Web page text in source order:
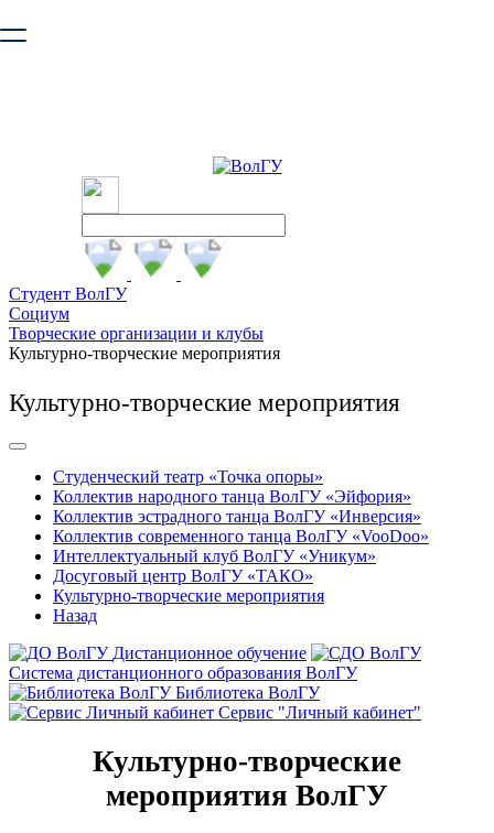
безопасную работу с сайтом. Пожалуйста
Студент ВолГУ
Социум
Творческие организации и клубы
Культурно-творческие мероприятия
Культурно-творческие мероприятия
Студенческий театр «Точка опоры»
Коллектив народного танца ВолГУ «Эйфория»
Коллектив эстрадного танца ВолГУ «Инверсия»
Коллектив современного танца ВолГУ «VooDoo»
Интеллектуальный клуб ВолГУ «Уникум»
Досуговый центр ВолГУ «ТАКО»
Культурно-творческие мероприятия
Назад
Дистанционное обучение
Система дистанционного образования ВолГУ
Библиотека ВолГУ
Сервис "Личный кабинет"
Культурно-творческие
мероприятия ВолГУ